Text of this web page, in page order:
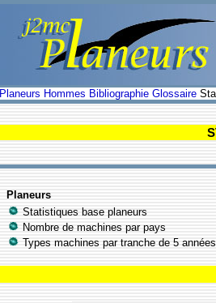
Planeurs Hommes Bibliographie Glossaire
Planeurs
Statistiques base planeurs
Nombre de machines par pays
Types machines par tranche de 5 années